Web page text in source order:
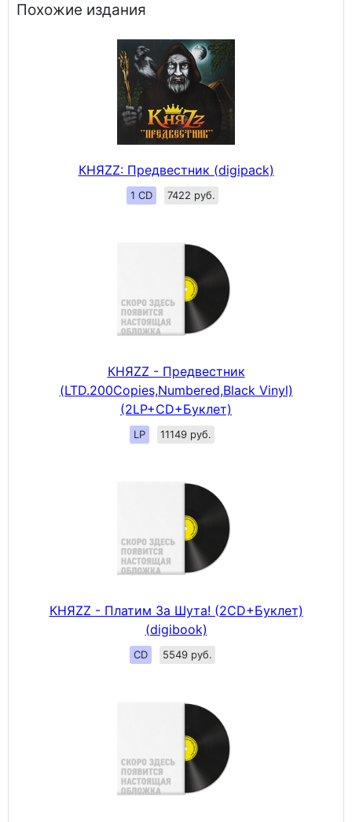
Похожие издания
КНЯZZ: Предвестник (digipack)
1 CD 7422 руб.
КНЯZZ - Предвестник
(LTD.200Copies,Numbered,Black Vinyl)
(2LP+CD+Буклет)
LP 11149 руб.
КНЯZZ - Платим За Шута! (2CD+Буклет)
(digibook)
CD 5549 руб.